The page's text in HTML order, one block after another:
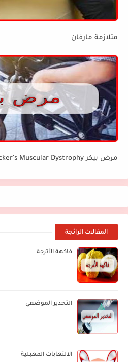
متلازمة مارفان
مرض بيكر Becker's Muscular Dystrophy:
المقالات الرائجة
فاكهة الأترجة
التخدير الموضعي
الالتهابات المهبلية